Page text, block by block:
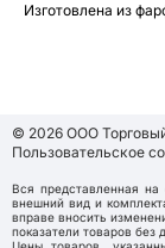
Изготовлена из
© 2026 ООО
Пользовательское
Вся представленная на
внешний вид и
вправе вносить
показатели товаров без